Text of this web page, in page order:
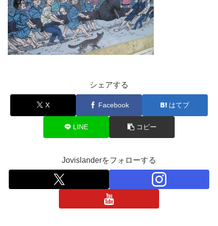
シェアする
X Facebook はてブ
LINE コピー
Jovislanderをフォローする